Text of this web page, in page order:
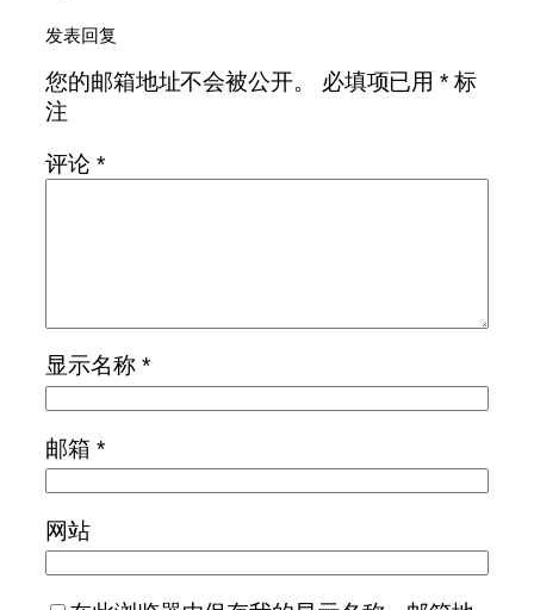
发表回复
您的邮箱地址不会被公开。 必填项已用* 标
注
评论 *
显示名称 *
邮箱 *
网站